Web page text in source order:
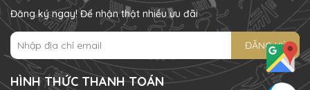
Đăng ký ngay! Để nhận thật nhiều ưu đãi
ĐĂNG KÝ
HÌNH THỨC THANH TOÁN